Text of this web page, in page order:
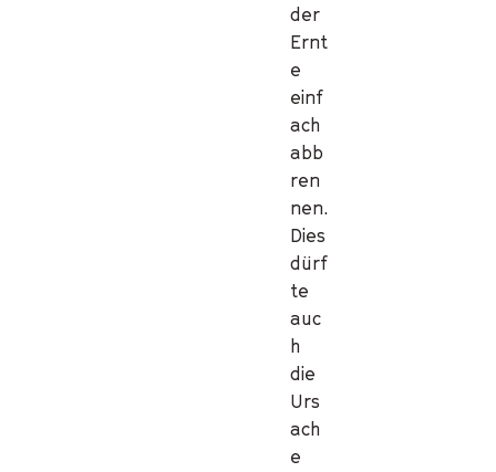
der
Ernt
e
einf
ach
abb
ren
nen.
Dies
dürf
te
auc
h
die
Urs
ach
e